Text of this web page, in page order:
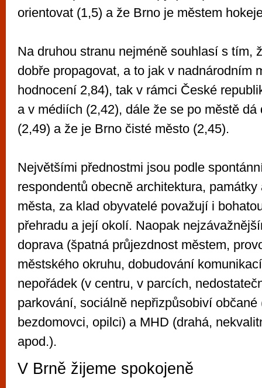
orientovat (1,5) a že Brno je městem
Na druhou stranu nejméně souhlasí s tím,
dobře propagovat, a to jak v nadnárodním
hodnocení 2,84), tak v rámci České
a v médiích (2,42), dále že se po městě dá
(2,49) a že je Brno čisté město (2,45).
Největšími přednostmi jsou podle
respondentů obecně architektura,
města, za klad obyvatelé považují i
přehradu a její okolí. Naopak
doprava (špatná průjezdnost městem,
městského okruhu, dobudování
nepořádek (v centru, v parcích,
parkování, sociálně nepřizpůsobiví občané
bezdomovci, opilci) a MHD (drahá,
apod.).
V Brně žijeme spokojeně